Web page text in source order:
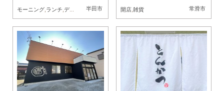
半田市
モーニング ランチ ディナー ,開店,コスパ抜群 常滑市
開店, 雑貨